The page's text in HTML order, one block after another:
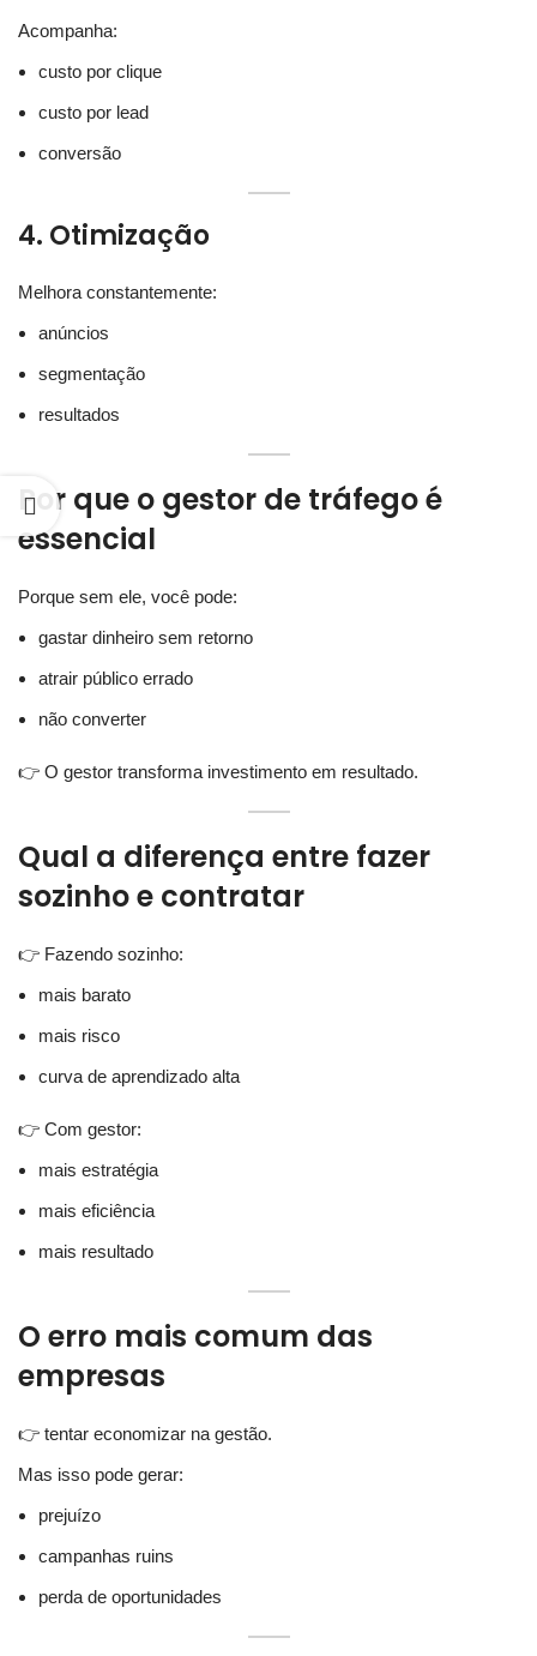
Acompanha:
custo por clique
custo por lead
conversão
4. Otimização
Melhora constantemente:
anúncios
segmentação
resultados
Por que o gestor de tráfego é
essencial
Porque sem ele, você pode:
gastar dinheiro sem retorno
atrair público errado
não converter
👉 O gestor transforma investimento em resultado.
Qual a diferença entre fazer
sozinho e contratar
👉 Fazendo sozinho:
mais barato
mais risco
curva de aprendizado alta
👉 Com gestor:
mais estratégia
mais eficiência
mais resultado
O erro mais comum das
empresas
👉 tentar economizar na gestão.
Mas isso pode gerar:
prejuízo
campanhas ruins
perda de oportunidades